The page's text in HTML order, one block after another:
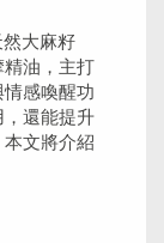
大麻籽
油，主打
感喚醒功
還能提升
文將介紹